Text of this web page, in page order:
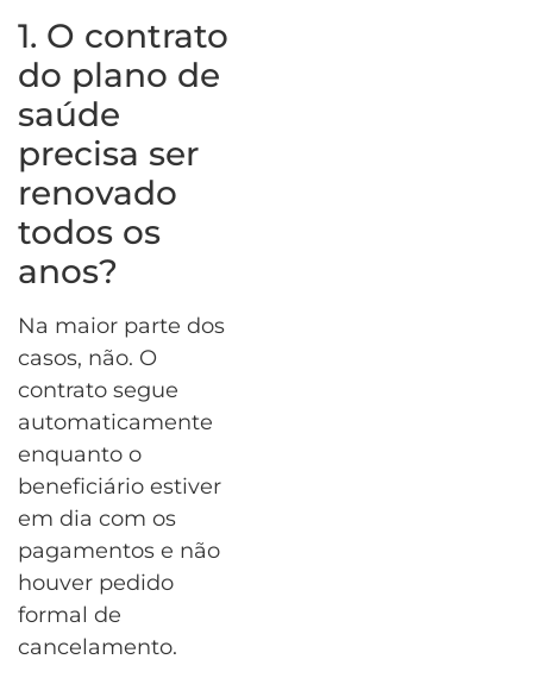
1. O contrato
do plano de
saúde
precisa ser
renovado
todos os
anos?
Na maior parte dos
casos, não. O
contrato segue
automaticamente
enquanto o
beneficiário estiver
em dia com os
pagamentos e não
houver pedido
formal de
cancelamento.